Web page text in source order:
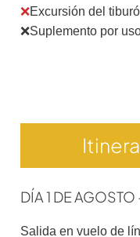
❌Excursión del
❌Suplemento por
DÍA 1 DE
Salida en vuelo de